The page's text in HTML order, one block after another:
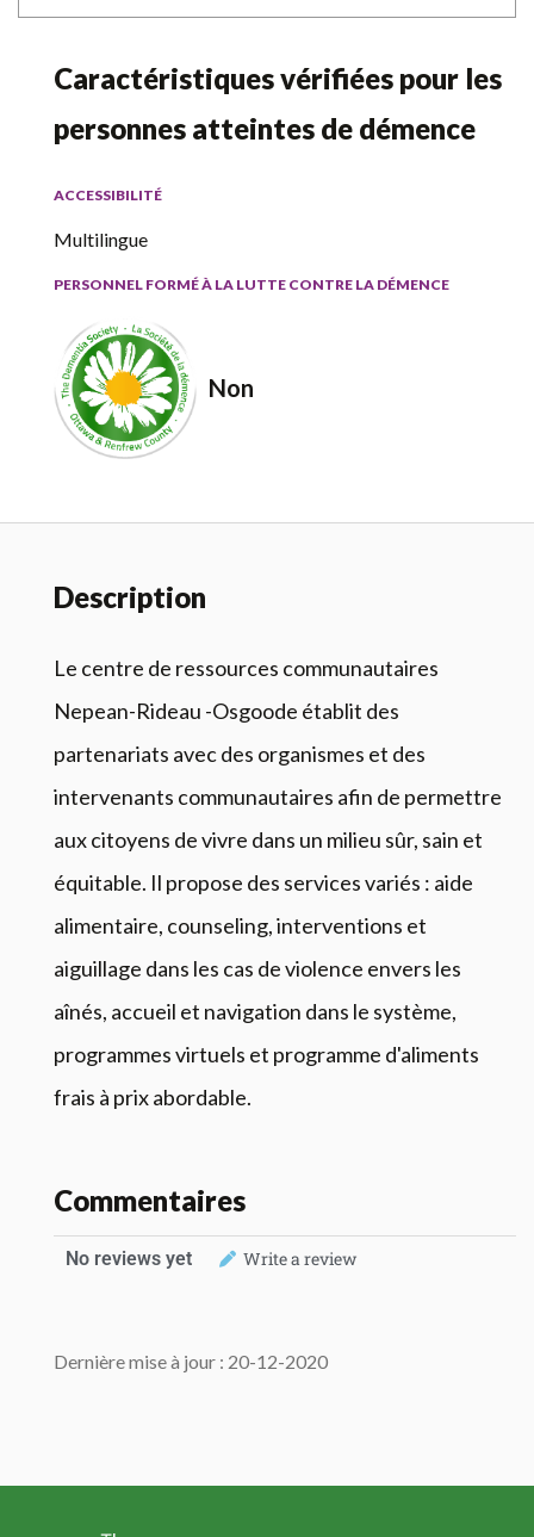
Caractéristiques vérifiées pour les
personnes atteintes de démence
ACCESSIBILITÉ
Multilingue
PERSONNEL FORMÉ À LA LUTTE CONTRE LA DÉMENCE
Non
Description
Le centre de ressources communautaires
Nepean-Rideau -Osgoode établit des
partenariats avec des organismes et des
intervenants communautaires afin de permettre
aux citoyens de vivre dans un milieu sûr, sain et
équitable. Il propose des services variés : aide
alimentaire, counseling, interventions et
aiguillage dans les cas de violence envers les
aînés, accueil et navigation dans le système,
programmes virtuels et programme d'aliments
frais à prix abordable.
Commentaires
No reviews yet Write a review
Dernière mise à jour : 20-12-2020